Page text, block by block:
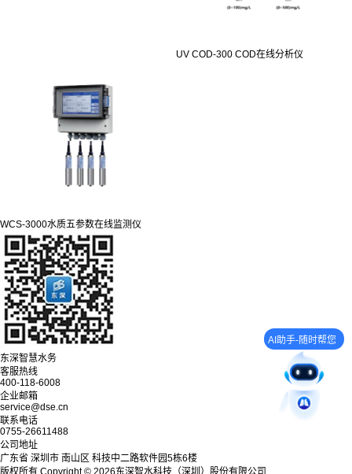
UV COD-300 COD在线分析仪
WCS-3000水质五参数在线监测仪
东深智慧水务
客服热线
400-118-6008
企业邮箱
service@dse.cn
联系电话
0755-26611488
公司地址
广东省 深圳市 南山区 科技中二路软件园5栋6楼
版权所有 Copyright © 2026东深智水科技（深圳）股份有限公司
AI助手-随时帮您